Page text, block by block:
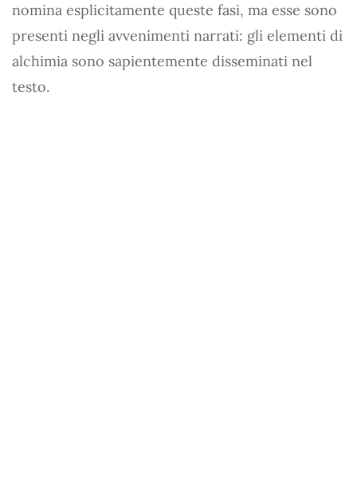
nomina esplicitamente queste fasi, ma esse sono
presenti negli avvenimenti narrati: gli elementi di
alchimia sono sapientemente disseminati nel
testo.